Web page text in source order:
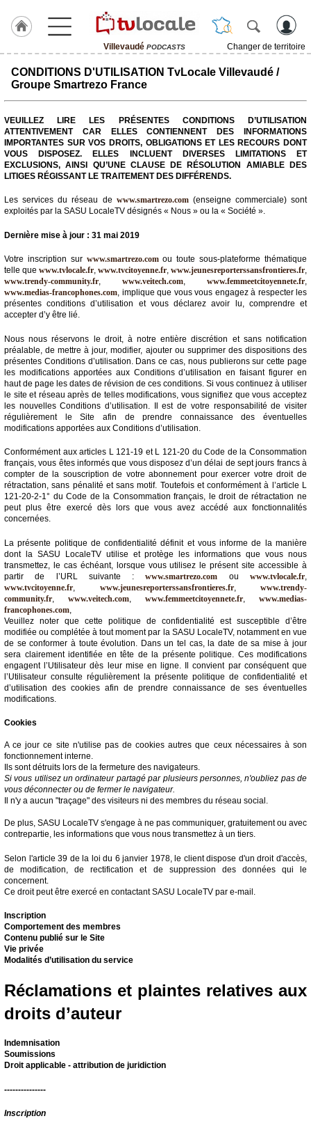
Villevaudé PODCASTS
Changer de territoire
J'adhère
Hulcoq
Villevaudé
TvLocale
France
Accueil
Agenda
Gazette
Vidéos
Médias
du
groupe
Blogs
Prémium
Inscription
annuaire
Accès
éditeur
CONDITIONS D'UTILISATION TvLocale Villevaudé /
Groupe Smartrezo France
VEUILLEZ LIRE LES PRÉSENTES CONDITIONS D’UTILISATION
ATTENTIVEMENT CAR ELLES CONTIENNENT DES INFORMATIONS
IMPORTANTES SUR VOS DROITS, OBLIGATIONS ET LES RECOURS DONT
VOUS DISPOSEZ. ELLES INCLUENT DIVERSES LIMITATIONS ET
EXCLUSIONS, AINSI QU’UNE CLAUSE DE RÉSOLUTION AMIABLE DES
LITIGES RÉGISSANT LE TRAITEMENT DES DIFFÉRENDS.
Les services du réseau de www.smartrezo.com(enseigne commerciale) sont
exploités par la SASU LocaleTV désignés « Nous » ou la « Société ».
Dernière mise à jour : 31 mai 2019
Votre inscription sur www.smartrezo.comou toute sous-plateforme thématique
telle que www.tvlocale.fr, www.tvcitoyenne.fr, www.jeunesreporterssansfrontieres.fr,
www.trendy-community.fr, www.veitech.com, www.femmeetcitoyennete.fr,
www.medias-francophones.com, implique que vous vous engagez à respecter les
présentes conditions d’utilisation et vous déclarez avoir lu, comprendre et
accepter d’y être lié.
Nous nous réservons le droit, à notre entière discrétion et sans notification
préalable, de mettre à jour, modifier, ajouter ou supprimer des dispositions des
présentes Conditions d’utilisation. Dans ce cas, nous publierons sur cette page
les modifications apportées aux Conditions d’utilisation en faisant figurer en
haut de page les dates de révision de ces conditions. Si vous continuez à utiliser
le site et réseau après de telles modifications, vous signifiez que vous acceptez
les nouvelles Conditions d’utilisation. Il est de votre responsabilité de visiter
régulièrement le Site afin de prendre connaissance des éventuelles
modifications apportées aux Conditions d’utilisation.
Conformément aux articles L 121-19 et L 121-20 du Code de la Consommation
français, vous êtes informés que vous disposez d’un délai de sept jours francs à
compter de la souscription de votre abonnement pour exercer votre droit de
rétractation, sans pénalité et sans motif. Toutefois et conformément à l’article L
121-20-2-1° du Code de la Consommation français, le droit de rétractation ne
peut plus être exercé dès lors que vous avez accédé aux fonctionnalités
concernées.
La présente politique de confidentialité définit et vous informe de la manière
dont la SASU LocaleTV utilise et protège les informations que vous nous
transmettez, le cas échéant, lorsque vous utilisez le présent site accessible à
partir de l’URL suivante :www.smartrezo.com ouwww.tvlocale.fr,
www.tvcitoyenne.fr, www.jeunesreporterssansfrontieres.fr, www.trendy-
community.fr, www.veitech.com, www.femmeetcitoyennete.fr, www.medias-
francophones.com,
Veuillez noter que cette politique de confidentialité est susceptible d’être
modifiée ou complétée à tout moment par la SASU LocaleTV, notamment en vue
de se conformer à toute évolution. Dans un tel cas, la date de sa mise à jour
sera clairement identifiée en tête de la présente politique. Ces modifications
engagent l’Utilisateur dès leur mise en ligne. Il convient par conséquent que
l’Utilisateur consulte régulièrement la présente politique de confidentialité et
d’utilisation des cookies afin de prendre connaissance de ses éventuelles
modifications.
Cookies
A ce jour ce site n'utilise pas de cookies autres que ceux nécessaires à son
fonctionnement interne.
Ils sont détruits lors de la fermeture des navigateurs.
Si vous utilisez un ordinateur partagé par plusieurs personnes, n'oubliez pas de
vous déconnecter ou de fermer le navigateur.
Il n'y a aucun "traçage" des visiteurs ni des membres du réseau social.
De plus, SASU LocaleTV s'engage à ne pas communiquer, gratuitement ou avec
contrepartie, les informations que vous nous transmettez à un tiers.
Selon l'article 39 de la loi du 6 janvier 1978, le client dispose d'un droit d'accès,
de modification, de rectification et de suppression des données qui le
concernent.
Ce droit peut être exercé en contactant SASU LocaleTV par e-mail.
Inscription
Comportement des membres
Contenu publié sur le Site
Vie privée
Modalités d’utilisation du service
Réclamations et plaintes relatives aux
droits d’auteur
Indemnisation
Soumissions
Droit applicable - attribution de juridiction
---------------
Inscription